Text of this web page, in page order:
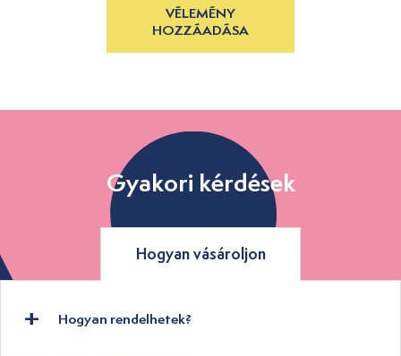
VÉLEMÉNY
HOZZÁADÁSA
Gyakori kérdések
Hogyan vásároljon
Hogyan rendelhetek?